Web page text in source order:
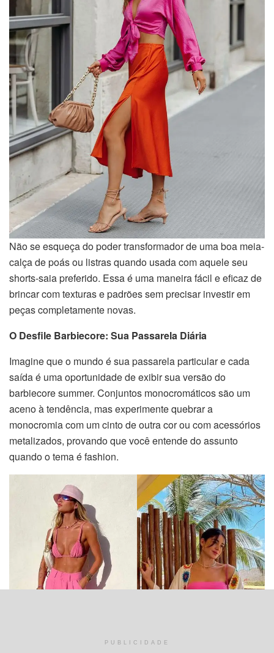
Não se esqueça do poder transformador de uma boa meia-
calça de poás ou listras quando usada com aquele seu
shorts-saia preferido. Essa é uma maneira fácil e eficaz de
brincar com texturas e padrões sem precisar investir em
peças completamente novas.
O Desfile Barbiecore: Sua Passarela Diária
Imagine que o mundo é sua passarela particular e cada
saída é uma oportunidade de exibir sua versão do
barbiecore summer. Conjuntos monocromáticos são um
aceno à tendência, mas experimente quebrar a
monocromia com um cinto de outra cor ou com acessórios
metalizados, provando que você entende do assunto
quando o tema é fashion.
PUBLICIDADE